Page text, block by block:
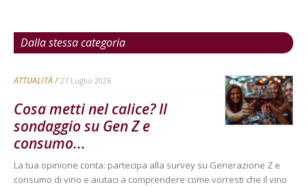
Dalla stessa categoria
ATTUALITÀ 27 Luglio 2026
Cosa metti nel calice? Il
sondaggio su Gen Z e
consumo...
La tua opinione conta: partecipa alla survey su Generazione Z e
consumo di vino e aiutaci a comprendere come vorresti che il vino